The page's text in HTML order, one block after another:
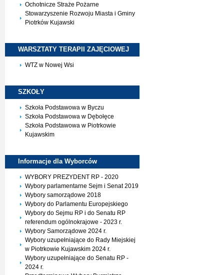
Ochotnicze Straże Pożarne
Stowarzyszenie Rozwoju Miasta i Gminy
Piotrków Kujawski
WARSZTATY TERAPII ZAJĘCIOWEJ
WTZ w Nowej Wsi
SZKOŁY
Szkoła Podstawowa w Byczu
Szkoła Podstawowa w Dębołęce
Szkoła Podstawowa w Piotrkowie
Kujawskim
Informacje dla Wyborców
WYBORY PREZYDENT RP - 2020
Wybory parlamentarne Sejm i Senat 2019
Wybory samorządowe 2018
Wybory do Parlamentu Europejskiego
Wybory do Sejmu RP i do Senatu RP
referendum ogólnokrajowe - 2023 r.
Wybory Samorządowe 2024 r.
Wybory uzupełniające do Rady Miejskiej
w Piotrkowie Kujawskim 2024 r.
Wybory uzupełniające do Senatu RP -
2024 r.